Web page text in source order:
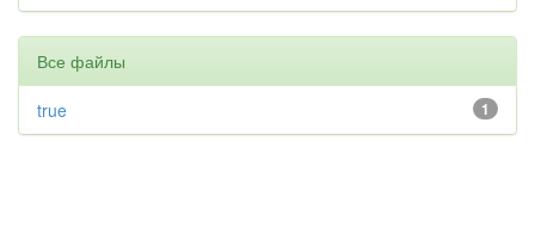
Все файлы
1
true